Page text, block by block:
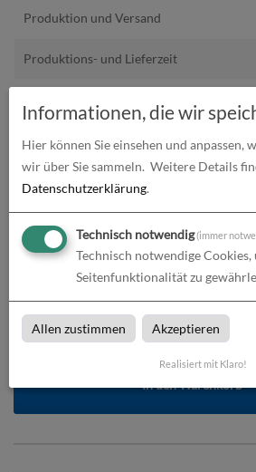
Produktion und Versand
Produktions- und Lieferzeit
zzgl. 19% MwSt.
Gesamtbetrag (brutto)
Datenupload (min. 0 / max. 10)
In denWarenkorb
Informationen, die wir
Hier können Sie einsehen und anpassen,
wir über Sie sammeln. Weitere Details
Datenschutzerklärung.
Technisch notwendig(immer
Technisch notwendige Cookies,
Seitenfunktionalität zu
Allen zustimmen Akzeptieren
Realisiert mit Klaro!